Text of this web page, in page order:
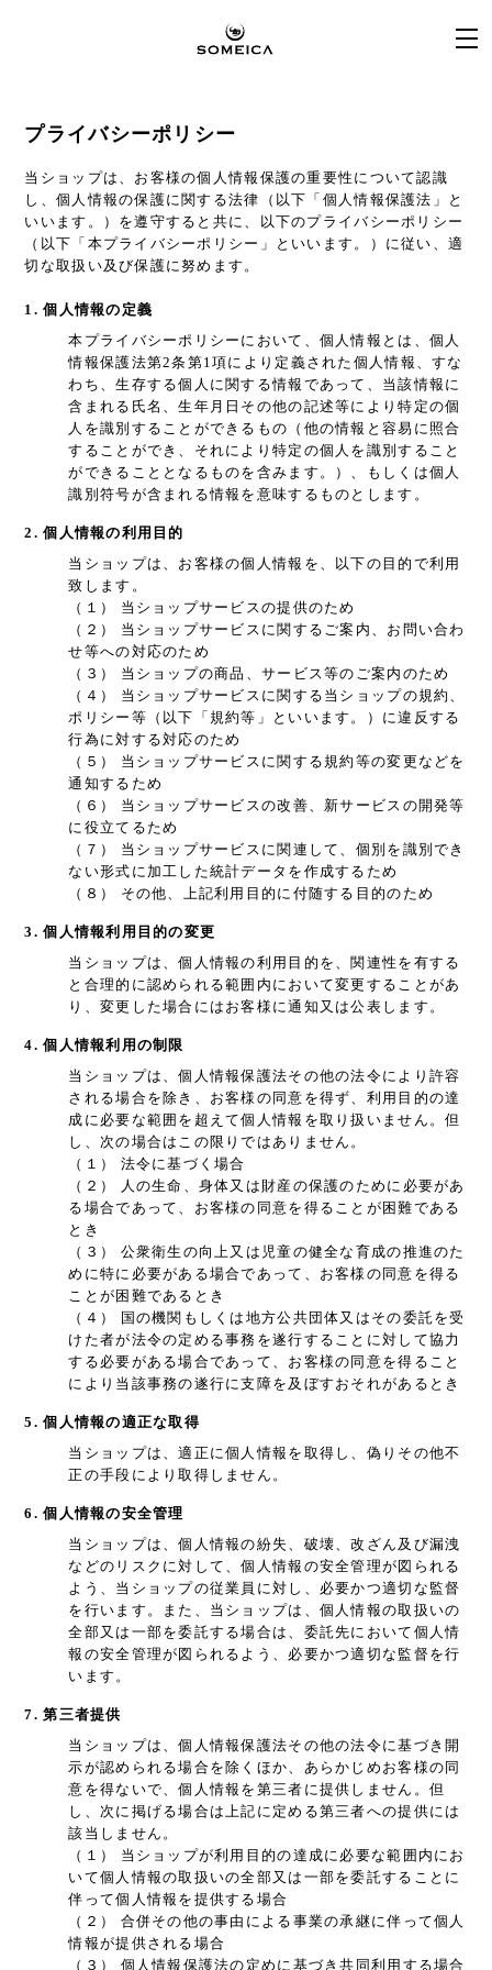
プライバシーポリシー
当ショップは、お客様の個人情報保護の重要性について認識
し、個人情報の保護に関する法律（以下「個人情報保護法」と
いいます。）を遵守すると共に、以下のプライバシーポリシー
（以下「本プライバシーポリシー」といいます。）に従い、適
切な取扱い及び保護に努めます。
1. 個人情報の定義
本プライバシーポリシーにおいて、個人情報とは、個人
情報保護法第2条第1項により定義された個人情報、すな
わち、生存する個人に関する情報であって、当該情報に
含まれる氏名、生年月日その他の記述等により特定の個
人を識別することができるもの（他の情報と容易に照合
することができ、それにより特定の個人を識別すること
ができることとなるものを含みます。）、もしくは個人
識別符号が含まれる情報を意味するものとします。
2. 個人情報の利用目的
当ショップは、お客様の個人情報を、以下の目的で利用
致します。
（１） 当ショップサービスの提供のため
（２） 当ショップサービスに関するご案内、お問い合わ
せ等への対応のため
（３） 当ショップの商品、サービス等のご案内のため
（４） 当ショップサービスに関する当ショップの規約、
ポリシー等（以下「規約等」といいます。）に違反する
行為に対する対応のため
（５） 当ショップサービスに関する規約等の変更などを
通知するため
（６） 当ショップサービスの改善、新サービスの開発等
に役立てるため
（７） 当ショップサービスに関連して、個別を識別でき
ない形式に加工した統計データを作成するため
（８） その他、上記利用目的に付随する目的のため
3. 個人情報利用目的の変更
当ショップは、個人情報の利用目的を、関連性を有する
と合理的に認められる範囲内において変更することがあ
り、変更した場合にはお客様に通知又は公表します。
4. 個人情報利用の制限
当ショップは、個人情報保護法その他の法令により許容
される場合を除き、お客様の同意を得ず、利用目的の達
成に必要な範囲を超えて個人情報を取り扱いません。但
し、次の場合はこの限りではありません。
（１） 法令に基づく場合
（２） 人の生命、身体又は財産の保護のために必要があ
る場合であって、お客様の同意を得ることが困難である
とき
（３） 公衆衛生の向上又は児童の健全な育成の推進のた
めに特に必要がある場合であって、お客様の同意を得る
ことが困難であるとき
（４） 国の機関もしくは地方公共団体又はその委託を受
けた者が法令の定める事務を遂行することに対して協力
する必要がある場合であって、お客様の同意を得ること
により当該事務の遂行に支障を及ぼすおそれがあるとき
5. 個人情報の適正な取得
当ショップは、適正に個人情報を取得し、偽りその他不
正の手段により取得しません。
6. 個人情報の安全管理
当ショップは、個人情報の紛失、破壊、改ざん及び漏洩
などのリスクに対して、個人情報の安全管理が図られる
よう、当ショップの従業員に対し、必要かつ適切な監督
を行います。また、当ショップは、個人情報の取扱いの
全部又は一部を委託する場合は、委託先において個人情
報の安全管理が図られるよう、必要かつ適切な監督を行
います。
7. 第三者提供
当ショップは、個人情報保護法その他の法令に基づき開
示が認められる場合を除くほか、あらかじめお客様の同
意を得ないで、個人情報を第三者に提供しません。但
し、次に掲げる場合は上記に定める第三者への提供には
該当しません。
（１） 当ショップが利用目的の達成に必要な範囲内にお
いて個人情報の取扱いの全部又は一部を委託することに
伴って個人情報を提供する場合
（２） 合併その他の事由による事業の承継に伴って個人
情報が提供される場合
（３） 個人情報保護法の定めに基づき共同利用する場合